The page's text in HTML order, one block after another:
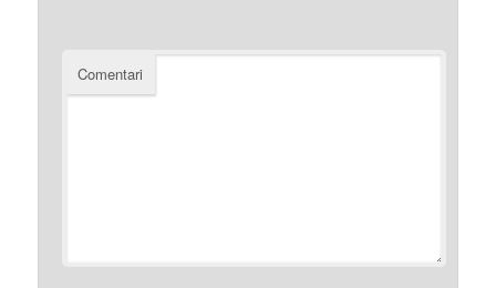
Comentari